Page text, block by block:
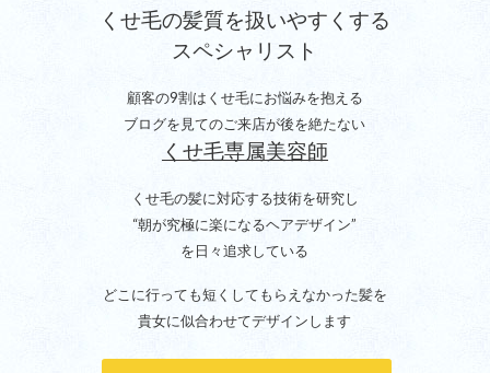
くせ毛の髪質を扱いやすくする
スペシャリスト
顧客の9割はくせ毛にお悩みを抱える
ブログを見てのご来店が後を絶たない
くせ毛専属美容師
くせ毛の髪に対応する技術を研究し
“朝が究極に楽になるヘアデザイン”
を日々追求している
どこに行っても短くしてもらえなかった髪を
貴女に似合わせてデザインします